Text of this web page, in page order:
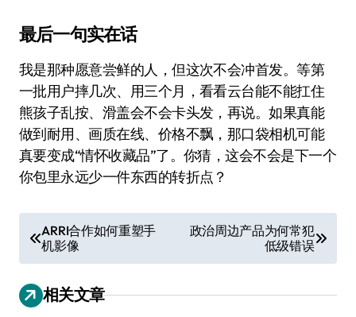
最后一句实在话
我是那种愿意尝鲜的人，但这次不会冲首发。等第
一批用户摔几次、用三个月，看看云台能不能扛住
熊孩子乱按、滑盖会不会卡头发，再说。如果真能
做到耐用、画质在线、价格不飘，那口袋相机可能
真要变成“情怀收藏品”了。你猜，这会不会是下一个
你包里永远少一件东西的转折点？
章
导
航
ARRI合作如何重塑手
机影像
政治周边产品为何常犯
低级错误
相关文章